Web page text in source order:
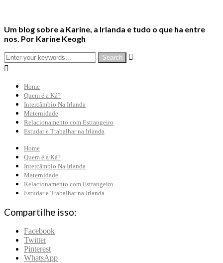
Um blog sobre a Karine, a Irlanda e tudo o que ha entre
nos. Por Karine Keogh


Home
Quem é a Ká?
Intercâmbio Na Irlanda
Maternidade
Relacionamento com Estrangeiro
Estudar e Trabalhar na Irlanda
Home
Quem é a Ká?
Intercâmbio Na Irlanda
Maternidade
Relacionamento com Estrangeiro
Estudar e Trabalhar na Irlanda
Compartilhe isso:
Facebook
Twitter
Pinterest
WhatsApp